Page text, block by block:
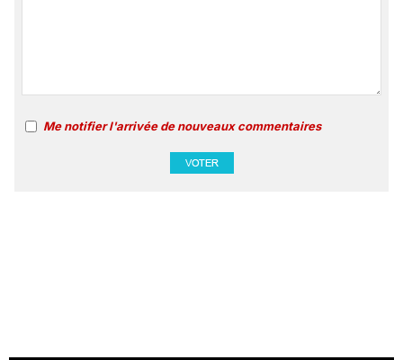
Me notifier l'arrivée de nouveaux commentaires